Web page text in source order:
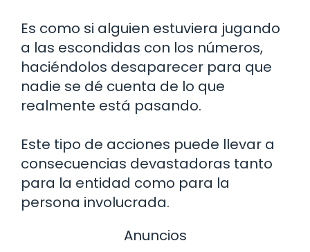
Es como si alguien estuviera jugando
a las escondidas con los números,
haciéndolos desaparecer para que
nadie se dé cuenta de lo que
realmente está pasando.
Este tipo de acciones puede llevar a
consecuencias devastadoras tanto
para la entidad como para la
persona involucrada.
Anuncios